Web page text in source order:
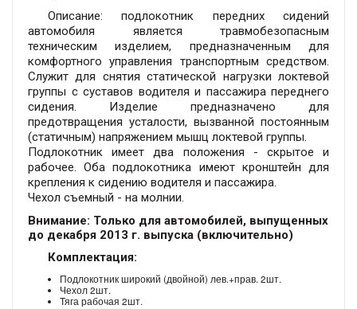
Описание: подлокотник передних сидений
автомобиля является травмобезопасным
техническим изделием, предназначенным для
комфортного управления транспортным средством.
Служит для снятия статической нагрузки локтевой
группы с суставов водителя и пассажира переднего
сидения. Изделие предназначено для
предотвращения усталости, вызванной постоянным
(статичным) напряжением мышц локтевой группы.
Подлокотник имеет два положения - скрытое и
рабочее. Оба подлокотника имеют кронштейн для
крепления к сидению водителя и пассажира.
Чехол съемный - на молнии.
Внимание: Только для автомобилей, выпущенных
до декабря 2013 г. выпуска (включительно)
Комплектация:
Подлокотник широкий (двойной) лев.+прав. 2шт.
Чехол 2шт.
Тяга рабочая 2шт.